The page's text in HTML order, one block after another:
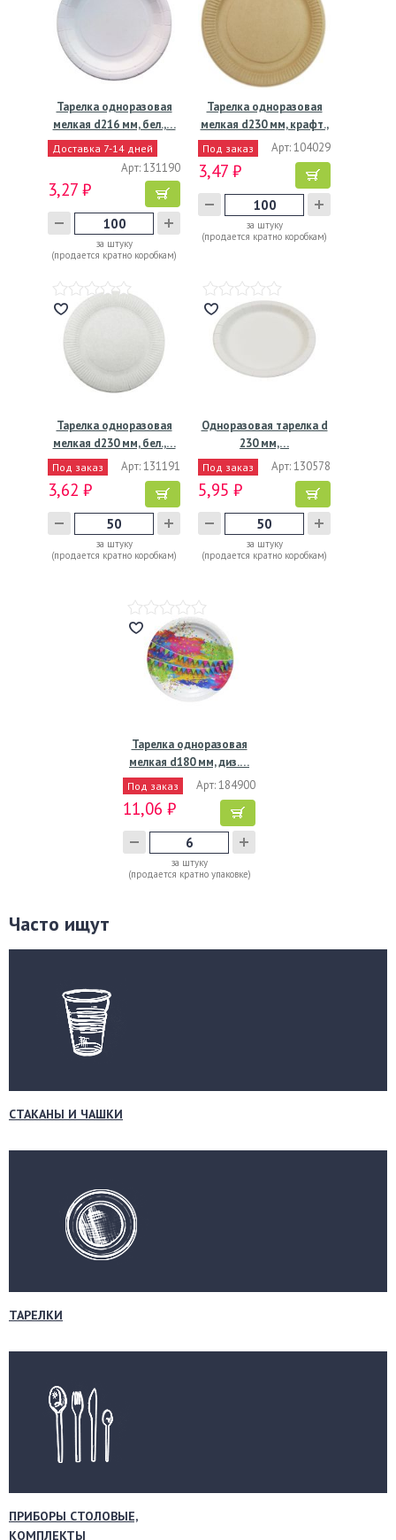
Тарелка одноразовая
мелкая d216 мм, бел.,…
Доставка 7-14 дней
Арт: 131190
3,27 ₽
за штуку
(продается кратно коробкам)
Тарелка одноразовая
мелкая d230 мм, крафт.,
Под заказ Арт: 104029
3,47 ₽
за штуку
(продается кратно коробкам)
Тарелка одноразовая
мелкая d230 мм, бел.,…
Под заказ Арт: 131191
3,62 ₽
за штуку
(продается кратно коробкам)
Одноразовая тарелка d
230 мм,…
Под заказ Арт: 130578
5,95 ₽
за штуку
(продается кратно коробкам)
Тарелка одноразовая
мелкая d180 мм, диз.…
Под заказ Арт: 184900
11,06 ₽
за штуку
(продается кратно упаковке)
Часто ищут
СТАКАНЫ И ЧАШКИ
ТАРЕЛКИ
ПРИБОРЫ СТОЛОВЫЕ,
КОМПЛЕКТЫ